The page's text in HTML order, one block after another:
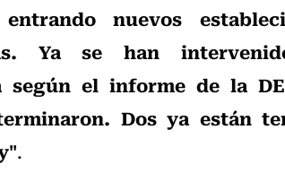
nuevos
Ya se han
según el informe de la
Dos ya están
.